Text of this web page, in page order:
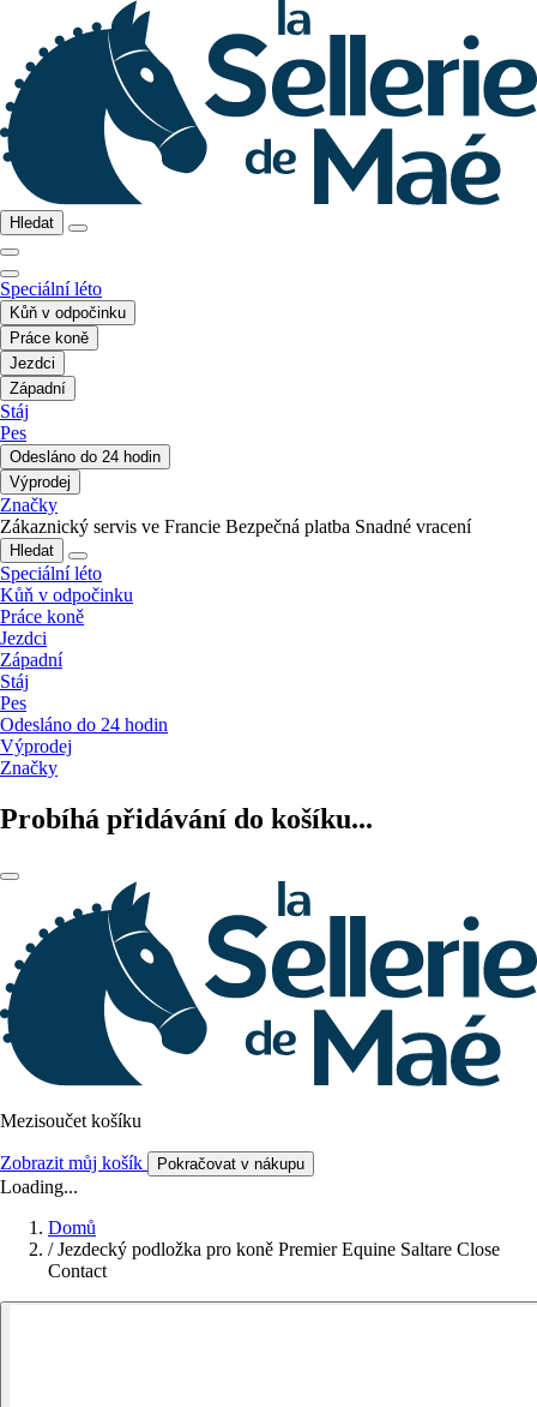
Hledat
Speciální léto
Kůň v odpočinku
Práce koně
Jezdci
Západní
Stáj
Pes
Odesláno do 24 hodin
Výprodej
Značky
Zákaznický servis ve Francie Bezpečná platba Snadné vracení
Hledat
Speciální léto
Kůň v odpočinku
Práce koně
Jezdci
Západní
Stáj
Pes
Odesláno do 24 hodin
Výprodej
Značky
Probíhá přidávání do košíku...
Mezisoučet košíku
Zobrazit můj košík Pokračovat v nákupu
Loading...
Domů
/ Jezdecký podložka pro koně Premier Equine Saltare Close
Contact